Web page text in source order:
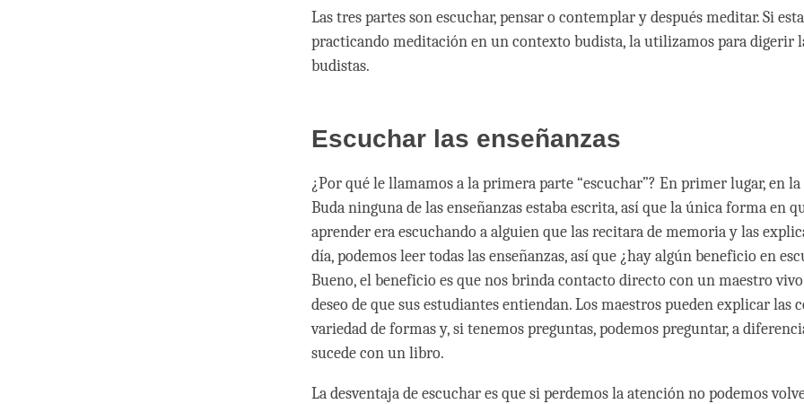
Las tres partes son escuchar, pensar o contemplar y después meditar. Si
practicando meditación en un contexto budista, la utilizamos para digerir
budistas.
Escuchar las enseñanzas
¿Por qué le llamamos a la primera parte “escuchar”? En primer lugar, en la
Buda ninguna de las enseñanzas estaba escrita, así que la única forma en
aprender era escuchando a alguien que las recitara de memoria y las
día, podemos leer todas las enseñanzas, así que ¿hay algún beneficio en
Bueno, el beneficio es que nos brinda contacto directo con un maestro
deseo de que sus estudiantes entiendan. Los maestros pueden explicar las
variedad de formas y, si tenemos preguntas, podemos preguntar, a
sucede con un libro.
La desventaja de escuchar es que si perdemos la atención no podemos